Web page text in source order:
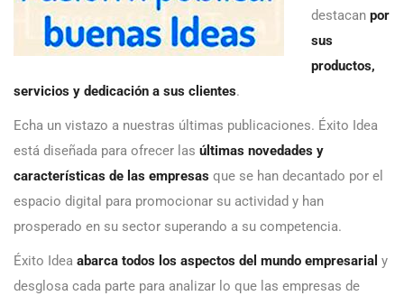
destacan por
sus
productos,
servicios y dedicación a sus clientes.
Echa un vistazo a nuestras últimas publicaciones. Éxito Idea
está diseñada para ofrecer las últimas novedades y
características de las empresas que se han decantado por el
espacio digital para promocionar su actividad y han
prosperado en su sector superando a su competencia.
Éxito Idea abarca todos los aspectos del mundo empresarial y
desglosa cada parte para analizar lo que las empresas de